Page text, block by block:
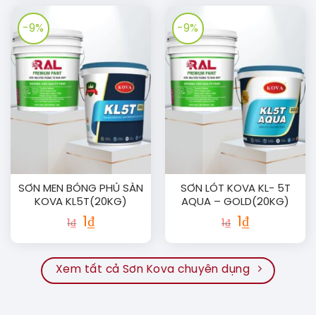
-9%
SƠN MEN BÓNG PHỦ SÀN
KOVA KL5T(20KG)
1₫
Giá
gốc
1₫.
1₫Giá
hiện
là:
1₫.
-9%
SƠN LÓT KOVA KL- 5T
AQUA – GOLD(20KG)
1₫
Giá
gốc
1₫.
1₫Giá
hiện
là:
1₫.
Xem tất cả Sơn Kova chuyên dụng